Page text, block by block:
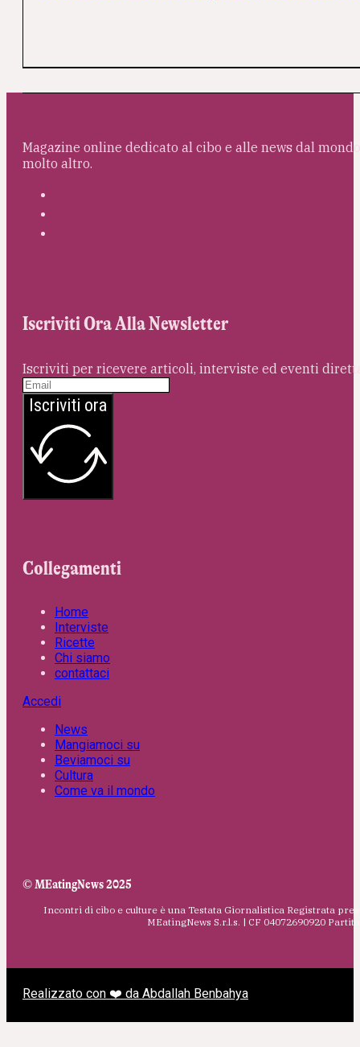
Magazine online dedicato al cibo e alle news dal
molto altro.
Iscriviti Ora Alla Newsletter
Iscriviti per ricevere articoli, interviste ed eventi
Iscriviti ora
Collegamenti
Home
Interviste
Ricette
Chi siamo
contattaci
Accedi
News
Mangiamoci su
Beviamoci su
Cultura
Come va il mondo
© MEatingNews 2025
Incontri di cibo e culture è una Testata Giornalistica Registrata
MEatingNews S.r.l.s. | CF 04072690920
Realizzato con ❤️ da Abdallah Benbahya